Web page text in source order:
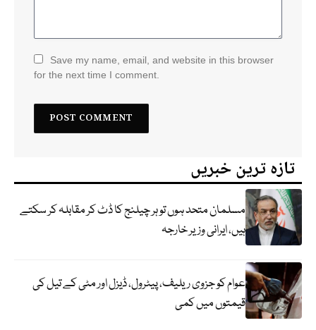
Save my name, email, and website in this browser
for the next time I comment.
تازہ ترین خبریں
مسلمان متحد ہوں تو ہر چیلنج کا ڈٹ کر مقابلہ کر سکتے
ہیں، ایرانی وزیر خارجہ
عوام کو جزوی ریلیف، پیٹرول، ڈیزل اور مٹی کے تیل کی
قیمتوں میں کمی